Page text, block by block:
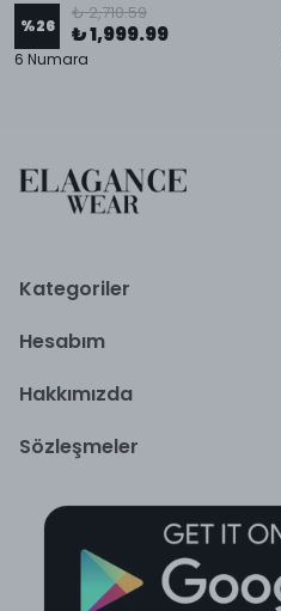
%26
₺ 2,710.59
₺ 1,999.99
6 Numara
Kategoriler
Hesabım
Hakkımızda
Sözleşmeler